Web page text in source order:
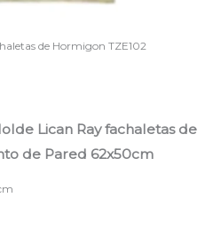
de Hormigon TZE102
Lican Ray fachaletas de
de Pared 62x50cm